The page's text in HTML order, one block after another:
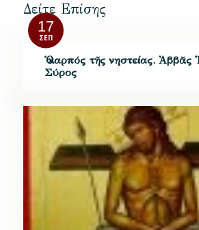
Δείτε Επίσης
17
ΣΕΠ
Ὁ καρπός τῆς νηστείας. Ἀββᾶς
Σύρος